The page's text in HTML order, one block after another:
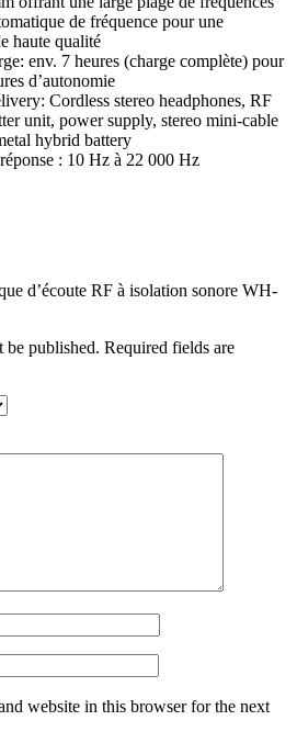
de fréquence pour une
haute qualité
env. 7 heures (charge complète) pour
d’autonomie
Cordless stereo headphones, RF
unit, power supply, stereo mini-cable
hybrid battery
: 10 Hz à 22 000 Hz
d’écoute RF à isolation sonore WH-
be published. Required fields are
website in this browser for the next